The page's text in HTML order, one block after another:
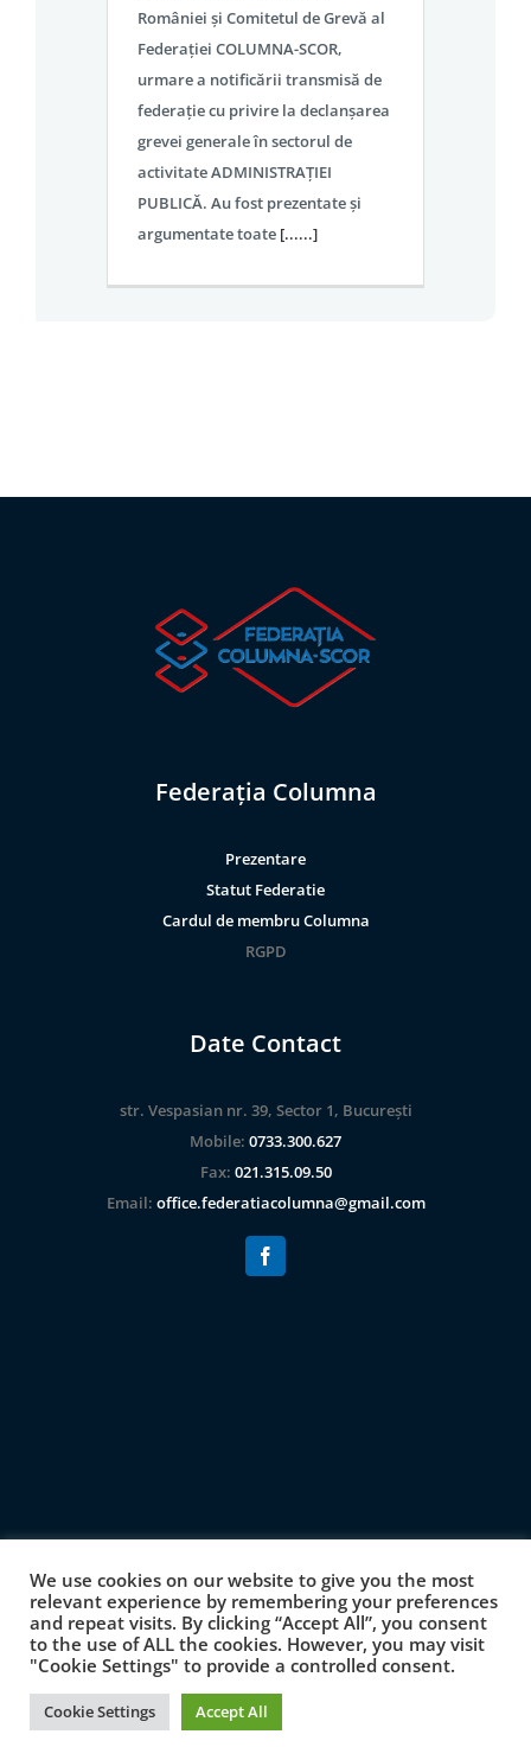
României și Comitetul de Grevă al
Federației COLUMNA-SCOR,
urmare a notificării transmisă de
federație cu privire la declanșarea
grevei generale în sectorul de
activitate ADMINISTRAȚIEI
PUBLICĂ. Au fost prezentate și
argumentate toate [......]
Federația Columna
Prezentare
Statut Federatie
Cardul de membru Columna
RGPD
Date Contact
str. Vespasian nr. 39, Sector 1, București
Mobile: 0733.300.627
Fax: 021.315.09.50
Email: office.federatiacolumna@gmail.com
Federația COLUMNA © 2021
rezervate | Proudly delivered by
We use cookies on our website to give you the most
relevant experience by remembering your preferences
and repeat visits. By clicking “Accept All”, you consent
to the use of ALL the cookies. However, you may visit
"Cookie Settings" to provide a controlled consent.
Cookie Settings Accept All